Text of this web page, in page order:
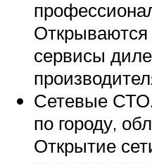
сервисы
Сетевые СТО.
по городу,
Открытие